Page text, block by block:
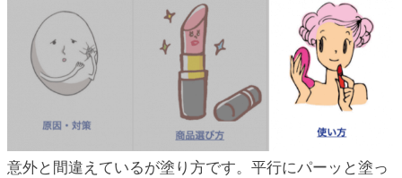
意外と間違えているが塗り方です。平行にパーッと塗っ